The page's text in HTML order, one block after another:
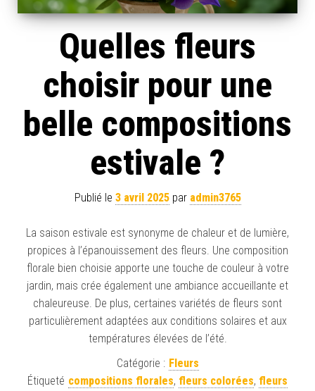
Quelles fleurs
choisir pour une
belle compositions
estivale ?
Publié le 3 avril 2025par admin3765
La saison estivale est synonyme de chaleur et de lumière,
propices à l’épanouissement des fleurs. Une composition
florale bien choisie apporte une touche de couleur à votre
jardin, mais crée également une ambiance accueillante et
chaleureuse. De plus, certaines variétés de fleurs sont
particulièrement adaptées aux conditions solaires et aux
températures élevées de l’été.
Catégorie : Fleurs
Étiqueté compositions florales, fleurs colorées, fleurs